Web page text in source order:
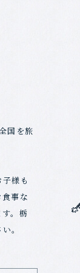
国を旅
様も
事な
。栃
。